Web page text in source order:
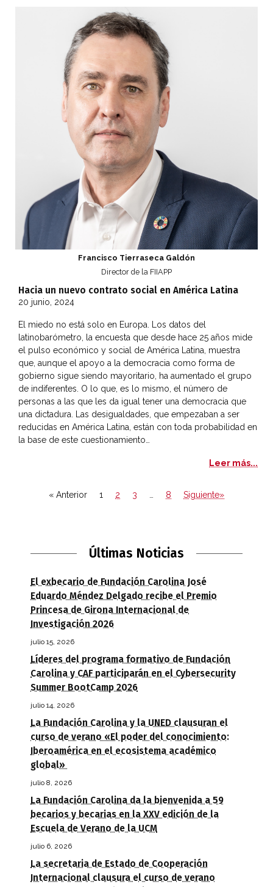
Hacia un nuevo contrato social en América Latina
Francisco Tierraseca Galdón
Director de la FIIAPP
Hacia un nuevo contrato social en América Latina
20 junio, 2024
El miedo no está solo en Europa. Los datos del
latinobarómetro, la encuesta que desde hace 25 años mide
el pulso económico y social de América Latina, muestra
que, aunque el apoyo a la democracia como forma de
gobierno sigue siendo mayoritario, ha aumentado el grupo
de indiferentes. O lo que, es lo mismo, el número de
personas a las que les da igual tener una democracia que
una dictadura. Las desigualdades, que empezaban a ser
reducidas en América Latina, están con toda probabilidad en
la base de este cuestionamiento…
Leer más...
« Anterior 1 2 3 … 8 Siguiente»
Últimas Noticias
El exbecario de Fundación Carolina José
Eduardo Méndez Delgado recibe el Premio
Princesa de Girona Internacional de
Investigación 2026
julio 15, 2026
Líderes del programa formativo de Fundación
Carolina y CAF participarán en el Cybersecurity
Summer BootCamp 2026
julio 14, 2026
La Fundación Carolina y la UNED clausuran el
curso de verano «El poder del conocimiento:
Iberoamérica en el ecosistema académico
global»
julio 8, 2026
La Fundación Carolina da la bienvenida a 59
becarios y becarias en la XXV edición de la
Escuela de Verano de la UCM
julio 6, 2026
La secretaria de Estado de Cooperación
Internacional clausura el curso de verano